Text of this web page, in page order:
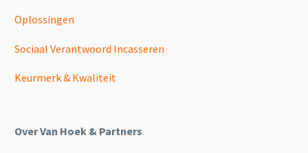
Oplossingen
Sociaal Verantwoord Incasseren
Keurmerk & Kwaliteit
Over Van Hoek & Partners